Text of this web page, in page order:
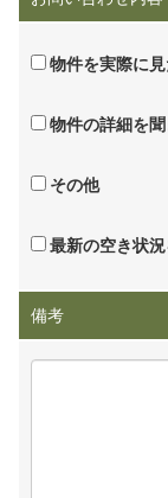
物件を実際に
物件の詳細を
その他
最新の空き状
備考